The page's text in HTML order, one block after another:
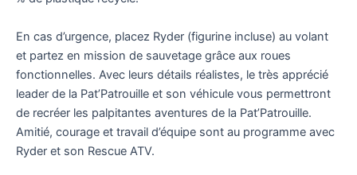
En cas d’urgence, placez Ryder (figurine incluse) au volant
et partez en mission de sauvetage grâce aux roues
fonctionnelles. Avec leurs détails réalistes, le très apprécié
leader de la Pat’Patrouille et son véhicule vous permettront
de recréer les palpitantes aventures de la Pat’Patrouille.
Amitié, courage et travail d’équipe sont au programme avec
Ryder et son Rescue ATV.